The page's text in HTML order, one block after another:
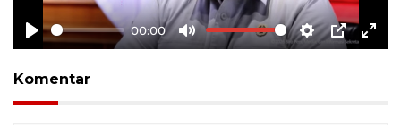
Play
00:00
Mute Settings
PIP
Komentar